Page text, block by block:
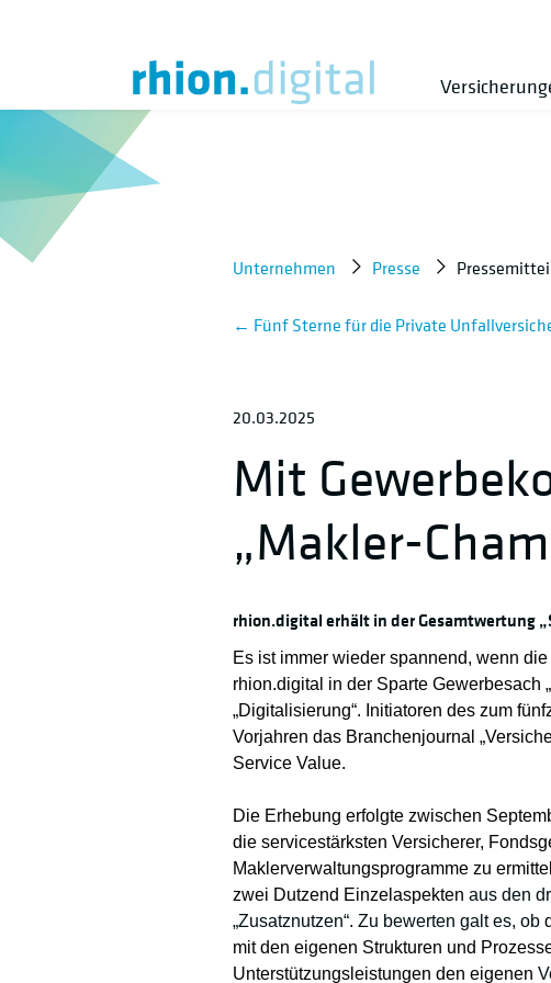
Unternehmen Presse
← Fünf Sterne für die Private
20.03.2025
Mit
„Makler-
rhion.digital erhält in der Gesamtwertung
Es ist immer wieder spannend, wenn
rhion.digital in der Sparte Gewerbesach
„Digitalisierung“. Initiatoren des zum
Vorjahren das Branchenjournal
Service Value.
Die Erhebung erfolgte zwischen
die servicestärksten Versicherer,
Maklerverwaltungsprogramme zu
zwei Dutzend Einzelaspekten aus den
„Zusatznutzen“. Zu bewerten galt es, ob
mit den eigenen Strukturen und
Unterstützungsleistungen den eigenen